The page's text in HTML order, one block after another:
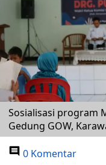
Sosialisasi program
Gedung GOW,
0 Komentar